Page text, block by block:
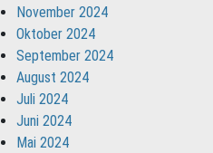
November 2024
Oktober 2024
September 2024
August 2024
Juli 2024
Juni 2024
Mai 2024